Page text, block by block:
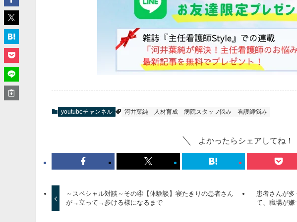
youtubeチャンネル 河井葉純 人材育成 病院スタッフ悩み 看護師悩み
よかったらシェアしてね！
～スペシャル対談～その④【体験談】寝たきりの患者さん
が→立って→歩ける様になるまで
患者さんが多
て、職場が嫌